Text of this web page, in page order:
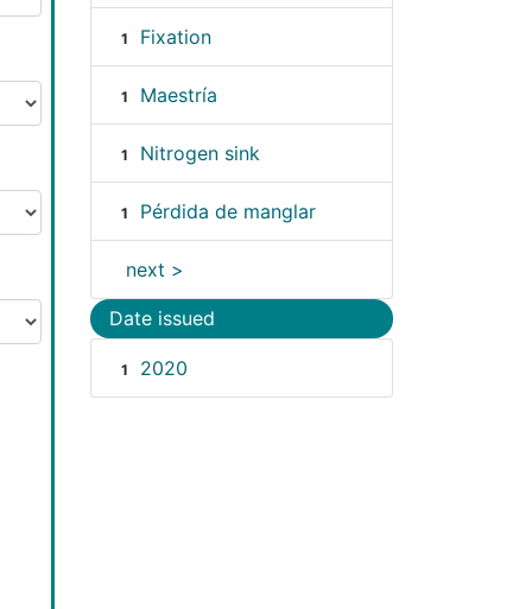
1 Fixation
1 Maestría
1 Nitrogen sink
1 Pérdida de manglar
next >
Date issued
1 2020